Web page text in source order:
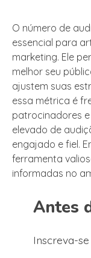
O número de
essencial para
marketing. Ele
melhor seu
ajustem suas
essa métrica é
patrocinadores
elevado de
engajado e fiel.
ferramenta
informadas no
Antes
Inscreva-